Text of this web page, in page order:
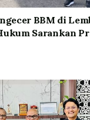
BBM di
Sarankan